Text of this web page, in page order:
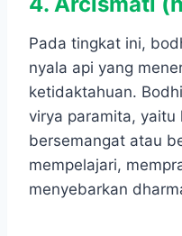
Pada tingkat ini,
nyala api yang
ketidaktahuan.
virya paramita, yaitu
bersemangat atau
mempelajari,
menyebarkan